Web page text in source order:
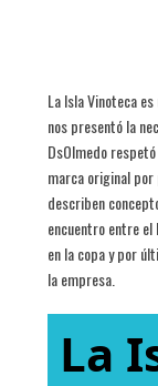
La Isla Vinoteca
nos presentó la
DsOlmedo
marca original por
describen
encuentro entre el
en la copa y por
la empresa.
La